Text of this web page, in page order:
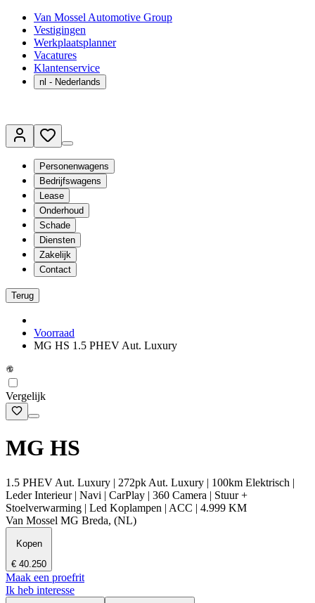
Van Mossel Automotive Group
Vestigingen
Werkplaatsplanner
Vacatures
Klantenservice
nl - Nederlands
Personenwagens
Bedrijfswagens
Lease
Onderhoud
Schade
Diensten
Zakelijk
Contact
Terug
Voorraad
MG HS 1.5 PHEV Aut. Luxury
Vergelijk
MG HS
1.5 PHEV Aut. Luxury | 272pk Aut. Luxury | 100km Elektrisch |
Leder Interieur | Navi | CarPlay | 360 Camera | Stuur +
Stoelverwarming | Led Koplampen | ACC | 4.999 KM
Van Mossel MG Breda, (NL)
Kopen
€ 40.250
Maak een proefrit
Ik heb interesse